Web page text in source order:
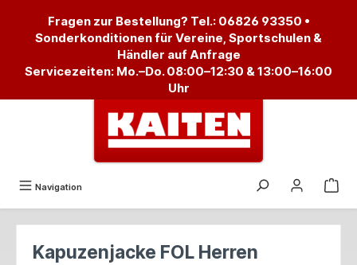
Fragen zur Bestellung? Tel.: 06826 93350 •
Sonderkonditionen für Vereine, Sportschulen &
Händler auf Anfrage
Servicezeiten: Mo.–Do. 08:00–12:30 & 13:00–16:00
Uhr
Navigation
Kapuzenjacke FOL Herren